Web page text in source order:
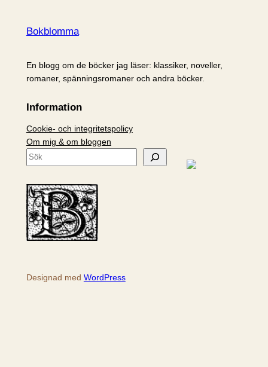
Bokblomma
En blogg om de böcker jag läser: klassiker, noveller,
romaner, spänningsromaner och andra böcker.
Information
Cookie- och integritetspolicy
Om mig & om bloggen
S
k
Designad med WordPress